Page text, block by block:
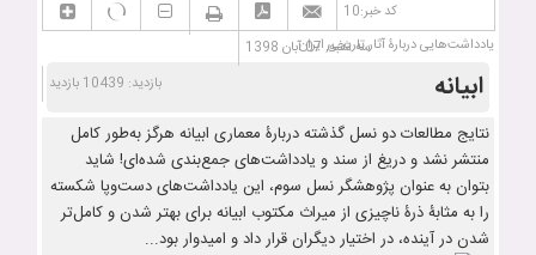
کد خبر:10
سه شنبه, 07 آبان 1398
بازدید: 10439 بازدید
یادداشت‌هایی دربارۀ آثار تاریخی ایران
ابیانه
نتایج مطالعات دو نسل گذشته دربارۀ معماری ابیانه هرگز به‌طور کامل
منتشر نشد و دریغ از سند و یادداشت‌های جمع‌بندی شده‌ای! شاید
بتوان به عنوان پژوهشگر نسل سوم، این یادداشت‌های دست‌وپا شکسته
را به مثابۀ ذرۀ ناچیزی از میراث مکتوب ابیانه برای بهتر شدن و کامل‌تر
شدن در آینده، در اختیار دیگران قرار داد و امیدوار بود...